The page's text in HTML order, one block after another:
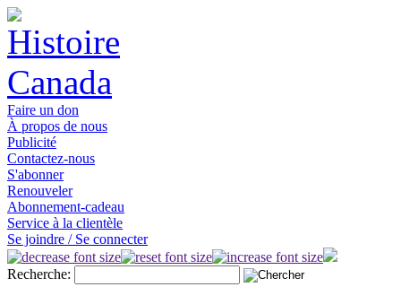
Faire un don
À propos de nous
Publicité
Contactez-nous
S'abonner
Renouveler
Abonnement-cadeau
Service à la clientèle
Se joindre / Se connecter
Recherche: